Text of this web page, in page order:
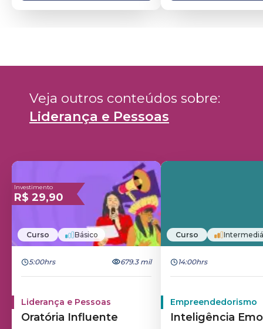
Liderança e Pessoas
Investimento
R$ 29,90
Curso Básico
5:00hrs 679.3 mil
Liderança e Pessoas
Oratória Influente
Curso
14:00hrs
Empreendedorismo
Inteligência